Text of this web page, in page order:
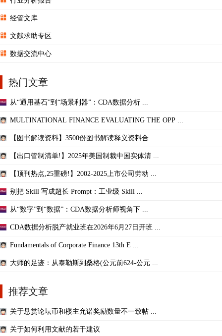
经管文库
文献求助专区
数据交流中心
热门文章
从“通用基石”到“场景利器”：CDA数据分析 ...
MULTINATIONAL FINANCE EVALUATING THE OPP ...
【图书解读资料】3500份图书解读释义资料合 ...
【出口管制清单!】2025年美国制裁中国实体清 ...
【顶刊热点,25重磅!】2002-2025上市公司劳动 ...
别把 Skill 写成超长 Prompt：工业级 Skill ...
从“数字”到“数据”：CDA数据分析师视角下 ...
CDA数据分析脱产就业班在2026年6月27日开班 ...
Fundamentals of Corporate Finance 13th E ...
大师的足迹：从泰勒斯到桑格(公元前624-公元 ...
推荐文章
关于悬赏论坛币和楼主允诺奖励数量不一致帖 ...
关于如何利用文献的若干建议